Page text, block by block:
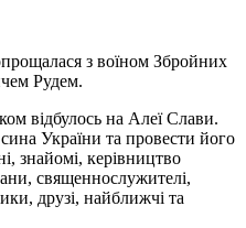
з воїном Збройних
Рудем.
відбулось на Алеї Слави.
України та провести його
знайомі, керівництво
священнослужителі,
друзі, найближчі та